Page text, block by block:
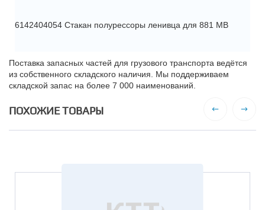
6142404054 Стакан полурессоры ленивца для 881 MB
Поставка запасных частей для грузового транспорта ведётся
из собственного складского наличия. Мы поддерживаем
складской запас на более 7 000 наименований.
ПОХОЖИЕ ТОВАРЫ